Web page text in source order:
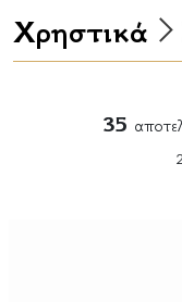
Χρηστικά
35